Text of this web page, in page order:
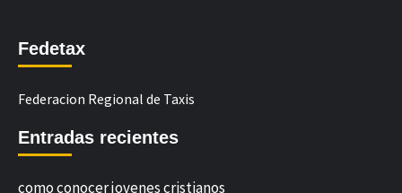
Fedetax
Federacion Regional de Taxis
Entradas recientes
como conocer jovenes cristianos